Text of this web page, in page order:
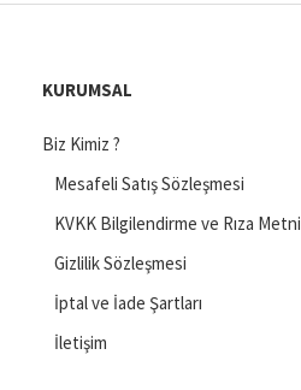
KURUMSAL
Biz Kimiz ?
Mesafeli Satış Sözleşmesi
KVKK Bilgilendirme ve Rıza Metni
Gizlilik Sözleşmesi
İptal ve İade Şartları
İletişim